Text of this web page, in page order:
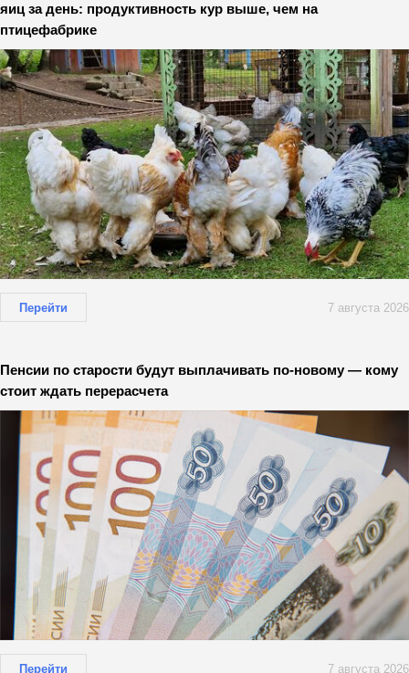
яиц за день: продуктивность кур выше, чем на
птицефабрике
Перейти 7 августа 2026
Пенсии по старости будут выплачивать по-новому — кому
стоит ждать перерасчета
Перейти 7 августа 2026